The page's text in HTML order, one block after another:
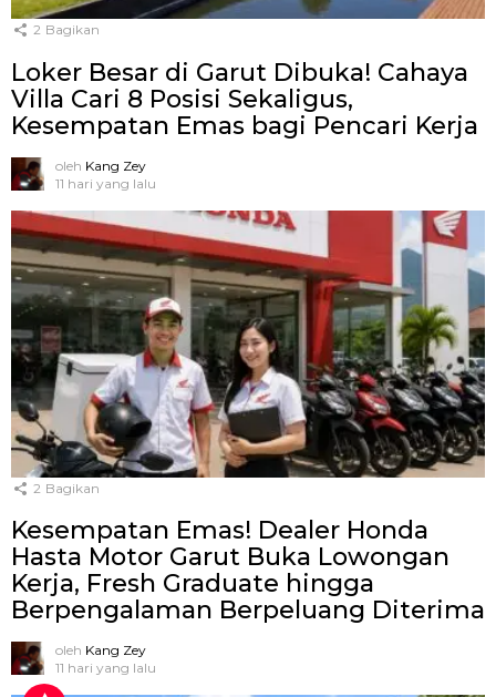
2 Bagikan
Loker Besar di Garut Dibuka! Cahaya
Villa Cari 8 Posisi Sekaligus,
Kesempatan Emas bagi Pencari Kerja
oleh Kang Zey
11 hari yang lalu
2 Bagikan
Kesempatan Emas! Dealer Honda
Hasta Motor Garut Buka Lowongan
Kerja, Fresh Graduate hingga
Berpengalaman Berpeluang Diterima
oleh Kang Zey
11 hari yang lalu